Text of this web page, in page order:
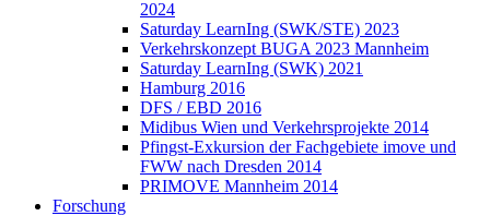
2024
Saturday LearnIng (SWK/STE) 2023
Verkehrskonzept BUGA 2023 Mannheim
Saturday LearnIng (SWK) 2021
Hamburg 2016
DFS / EBD 2016
Midibus Wien und Verkehrsprojekte 2014
Pfingst-Exkursion der Fachgebiete imove und
FWW nach Dresden 2014
PRIMOVE Mannheim 2014
Forschung